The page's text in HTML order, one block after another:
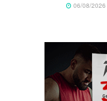
06/08/2026